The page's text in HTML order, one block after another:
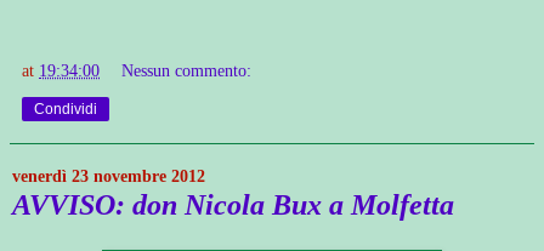
at 19:34:00 Nessun commento:
Condividi
venerdì 23 novembre 2012
AVVISO: don Nicola Bux a Molfetta